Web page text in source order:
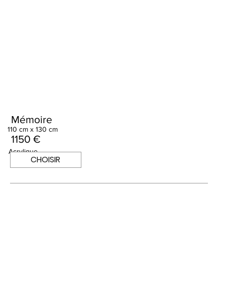
Mémoire
Acrylique
1150 €
110 cm x 130 cm
CHOISIR